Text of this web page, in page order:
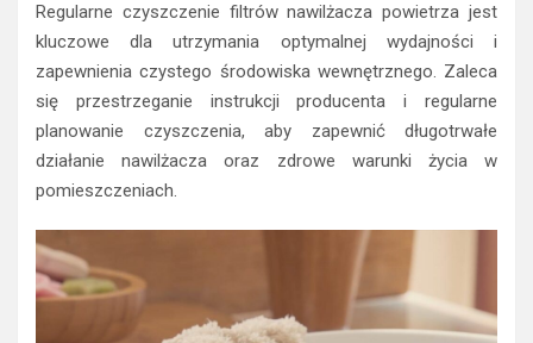
Regularne czyszczenie filtrów nawilżacza powietrza jest
kluczowe dla utrzymania optymalnej wydajności i
zapewnienia czystego środowiska wewnętrznego. Zaleca
się przestrzeganie instrukcji producenta i regularne
planowanie czyszczenia, aby zapewnić długotrwałe
działanie nawilżacza oraz zdrowe warunki życia w
pomieszczeniach.